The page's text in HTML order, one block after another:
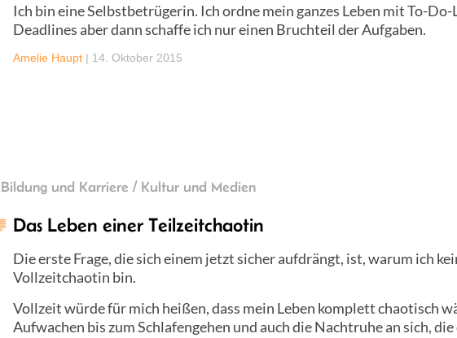
Ich bin eine Selbstbetrügerin. Ich ordne mein ganzes Leben mit To-
Deadlines aber dann schaffe ich nur einen Bruchteil der Aufgaben.
Amelie Haupt | 14. Oktober 2015
Bildung und Karriere / Kultur und Medien
Das Leben einer Teilzeitchaotin
Die erste Frage, die sich einem jetzt sicher aufdrängt, ist, warum ich
Vollzeitchaotin bin.
Vollzeit würde für mich heißen, dass mein Leben komplett chaotisch
Aufwachen bis zum Schlafengehen und auch die Nachtruhe an sich, die